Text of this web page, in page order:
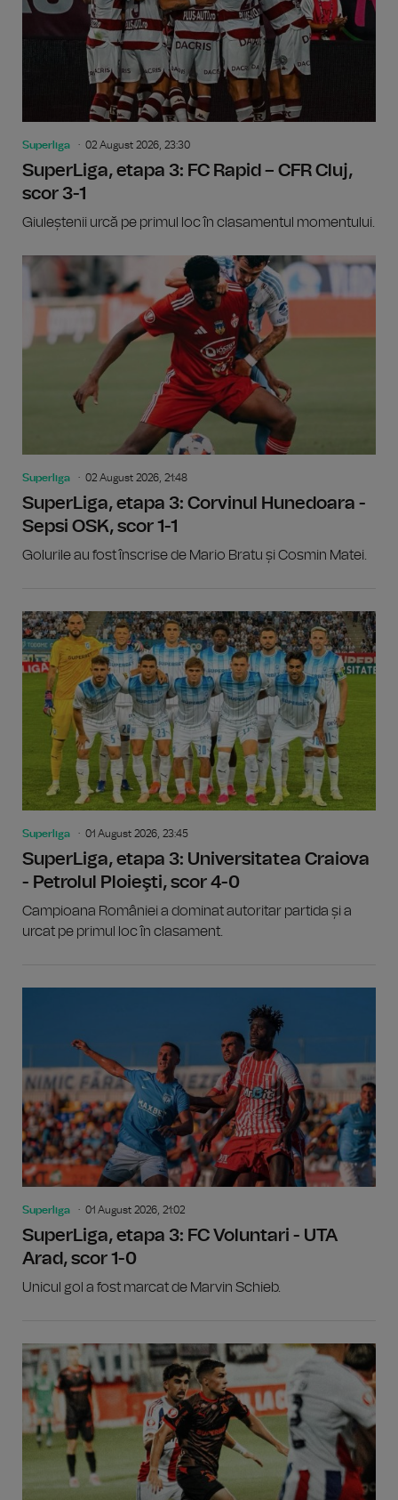
Superliga 02 August 2026, 23:30
SuperLiga, etapa 3: FC Rapid – CFR Cluj,
scor 3-1
Giuleștenii urcă pe primul loc în clasamentul momentului.
Superliga 02 August 2026, 21:48
SuperLiga, etapa 3: Corvinul Hunedoara -
Sepsi OSK, scor 1-1
Golurile au fost înscrise de Mario Bratu și Cosmin Matei.
Superliga 01 August 2026, 23:45
SuperLiga, etapa 3: Universitatea Craiova
- Petrolul Ploieşti, scor 4-0
Campioana României a dominat autoritar partida și a
urcat pe primul loc în clasament.
Superliga 01 August 2026, 21:02
SuperLiga, etapa 3: FC Voluntari - UTA
Arad, scor 1-0
Unicul gol a fost marcat de Marvin Schieb.